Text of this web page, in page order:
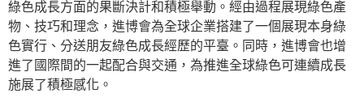
綠色成長方面的果斷決計和積極舉動。經由過程展現綠色產
物、技巧和理念，進博會為全球企業搭建了一個展現本身綠
色實行、分送朋友綠色成長經歷的平臺。同時，進博會也增
進了國際間的一起配合與交通，為推進全球綠色可連續成長
施展了積極感化。